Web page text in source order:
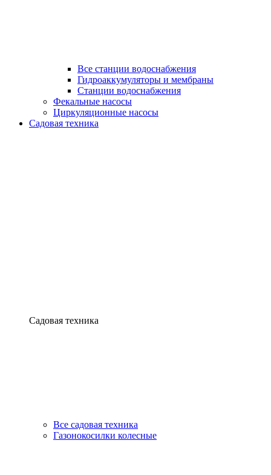
Все станции водоснабжения
Гидроаккумуляторы и мембраны
Станции водоснабжения
Фекальные насосы
Циркуляционные насосы
Садовая техника
Садовая техника
Все садовая техника
Газонокосилки колесные